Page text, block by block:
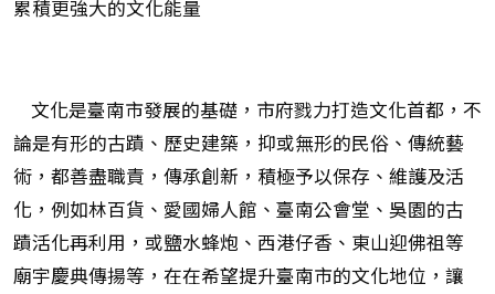
累積更強大的文化能量
文化是臺南市發展的基礎，市府戮力打造文化首都，不
論是有形的古蹟、歷史建築，抑或無形的民俗、傳統藝
術，都善盡職責，傳承創新，積極予以保存、維護及活
化，例如林百貨、愛國婦人館、臺南公會堂、吳園的古
蹟活化再利用，或鹽水蜂炮、西港仔香、東山迎佛祖等
廟宇慶典傳揚等，在在希望提升臺南市的文化地位，讓